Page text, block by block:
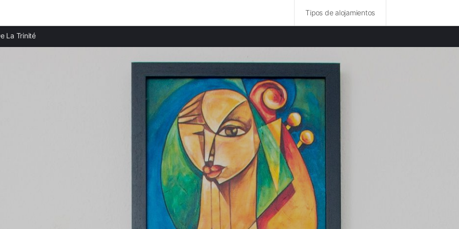
Tipos de alojamientos
Casas rurales en Le Robert
Casas rurales en Nigrán
Casas rurales en Conil de la Frontera
Casas rurales en Le Marin provincia
Casas rurales en Terre-de-Haut provincia
Casas rurales en Basse-Terre provincia
Casas rurales en La Désirade provincia
Casas rurales en Pointe-à-Pitre provincia
Casas rurales en Punta Cana provincia
La Trinité